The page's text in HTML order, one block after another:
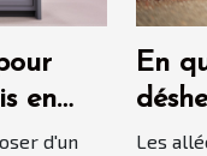
en
d'un
En
Les